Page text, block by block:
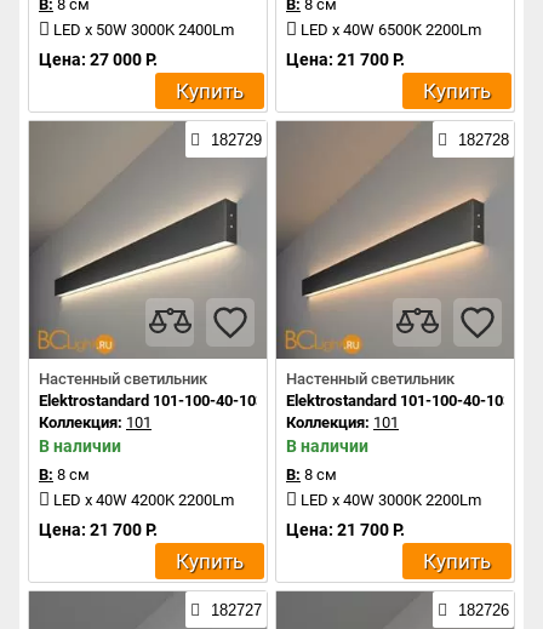
В: 8 см
LED x 50W 3000K 2400Lm
Цена: 27 000 Р.
Купить
В: 8 см
LED x 40W 6500K 2200Lm
Цена: 21 700 Р.
Купить
182729
Настенный светильник
Elektrostandard 101-100-40-103 a042918
Коллекция: 101
В наличии
В: 8 см
LED x 40W 4200K 2200Lm
Цена: 21 700 Р.
Купить
182728
Настенный светильник
Elektrostandard 101-100-40-103
Коллекция: 101
В наличии
В: 8 см
LED x 40W 3000K 2200Lm
Цена: 21 700 Р.
Купить
182727 182726